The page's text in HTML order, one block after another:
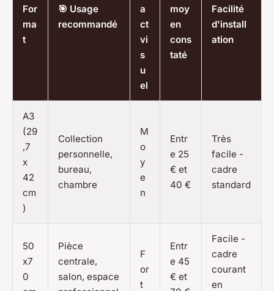
For
ma
t
🎯 Usage
recommandé
a
ct
vi
s
u
el
moy
en
cons
taté
Facilité
d'install
ation
A3
(29
,7
x
42
cm
)
Collection
personnelle,
bureau,
chambre
M
o
y
e
n
Entr
e 25
€ et
40 €
Très
facile -
cadre
standard
50
x7
0
Pièce
centrale,
salon, espace
F
or
t
Entr
e 45
€ et
Facile -
cadre
courant
en